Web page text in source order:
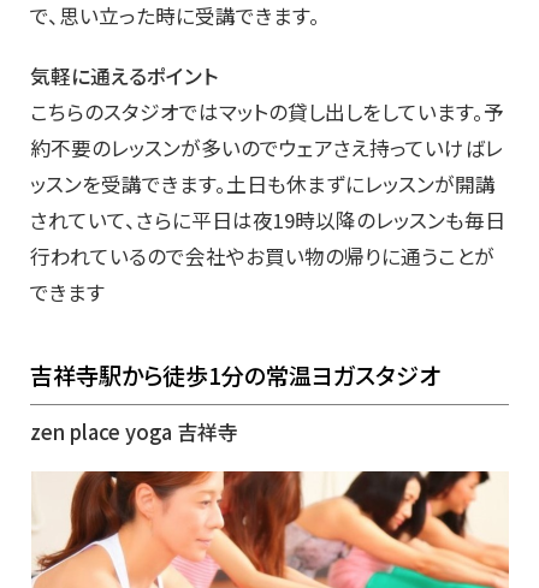
で、思い立った時に受講できます。
気軽に通えるポイント
こちらのスタジオではマットの貸し出しをしています。予
約不要のレッスンが多いのでウェアさえ持っていけばレ
ッスンを受講できます。土日も休まずにレッスンが開講
されていて、さらに平日は夜19時以降のレッスンも毎日
行われているので会社やお買い物の帰りに通うことが
できます
吉祥寺駅から徒歩1分の常温ヨガスタジオ
zen place yoga 吉祥寺